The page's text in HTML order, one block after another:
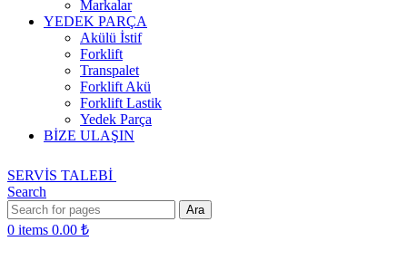
Markalar
YEDEK PARÇA
Akülü İstif
Forklift
Transpalet
Forklift Akü
Forklift Lastik
Yedek Parça
BİZE ULAŞIN
SERVİS TALEBİ
Search
Ara
0 items 0.00 ₺